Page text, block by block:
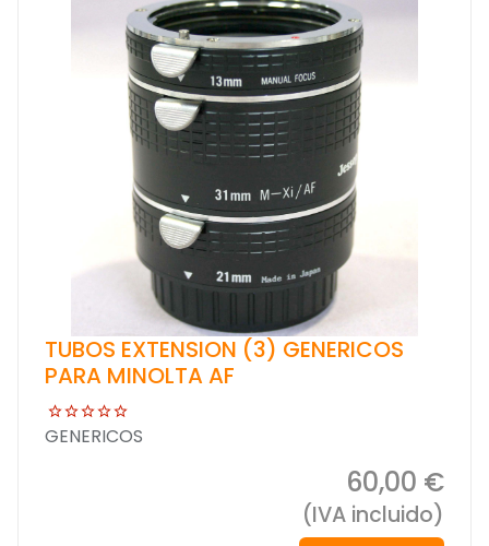
TUBOS EXTENSION (3) GENERICOS
PARA MINOLTA AF
GENERICOS
60,00 €
(IVA incluido)